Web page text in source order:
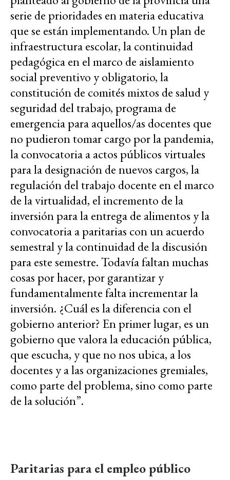
serie de prioridades en materia educativa
que se están implementando. Un plan de
infraestructura escolar, la continuidad
pedagógica en el marco de aislamiento
social preventivo y obligatorio, la
constitución de comités mixtos de salud y
seguridad del trabajo, programa de
emergencia para aquellos/as docentes que
no pudieron tomar cargo por la pandemia,
la convocatoria a actos públicos virtuales
para la designación de nuevos cargos, la
regulación del trabajo docente en el marco
de la virtualidad, el incremento de la
inversión para la entrega de alimentos y la
convocatoria a paritarias con un acuerdo
semestral y la continuidad de la discusión
para este semestre. Todavía faltan muchas
cosas por hacer, por garantizar y
fundamentalmente falta incrementar la
inversión. ¿Cuál es la diferencia con el
gobierno anterior? En primer lugar, es un
gobierno que valora la educación pública,
que escucha, y que no nos ubica, a los
docentes y a las organizaciones gremiales,
como parte del problema, sino como parte
de la solución”.
Paritarias para el empleo público